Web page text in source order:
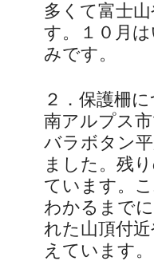
多くて富士
す。１０月
みです。
２．保護柵
南アルプス
バラボタン
ました。残
ています。
わかるまで
れた山頂付
えています